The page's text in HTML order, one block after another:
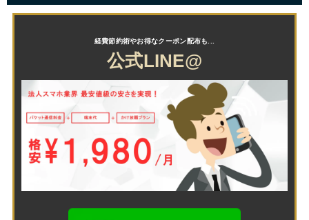
公式LINE@